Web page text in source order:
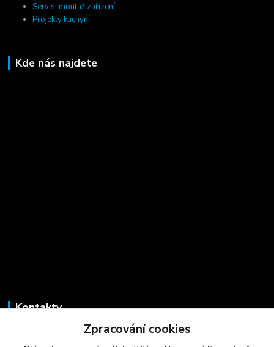
Servis, montáž zařízení
Projekty kuchyní
Kde nás najdete
Kontakty
Zpracování cookies